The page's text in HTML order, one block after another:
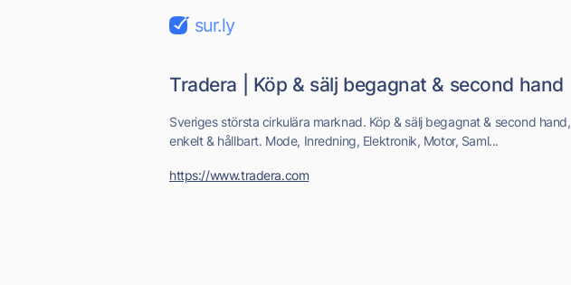
sur.ly
Tradera | Köp & sälj begagnat & second hand
Sveriges största cirkulära marknad. Köp & sälj begagnat & second hand,
enkelt & hållbart. Mode, Inredning, Elektronik, Motor, Saml...
https://www.tradera.com